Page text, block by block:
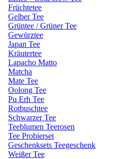
Früchtetee
Gelber Tee
Grüntee / Grüner Tee
Gewürztee
Japan Tee
Kräutertee
Lapacho Matto
Matcha
Mate Tee
Oolong Tee
Pu Erh Tee
Rotbuschtee
Schwarzer Tee
Teeblumen Teerosen
Tee Probierset
Geschenksets Teegeschenk
Weißer Tee